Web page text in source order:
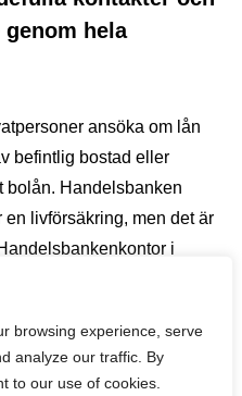
browsing experience, serve
analyze our traffic. By
to our use of cookies.
hela
ansöka om lån
befintlig bostad eller
bolån. Handelsbanken
en livförsäkring, men det är
i
i Spanien tar